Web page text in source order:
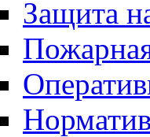
Защита